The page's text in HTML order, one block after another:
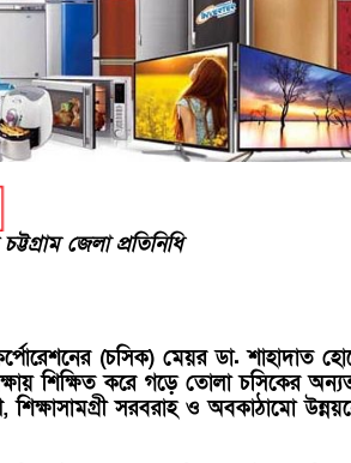
জেলা প্রতিনিধি
কর্পোরেশনের (চসিক) মেয়র ডা. শাহাদাত
শিক্ষিত করে গড়ে তোলা চসিকের
শিক্ষাসামগ্রী সরবরাহ ও অবকাঠামো